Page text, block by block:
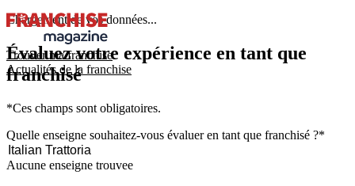
Trouver ma franchise
Actualités de la franchise
Chargement de vos données...
Évaluez votre expérience en tant que
franchisé
*Ces champs sont obligatoires.
Quelle enseigne souhaitez-vous évaluer en tant que franchisé ?*
Aucune enseigne trouvee